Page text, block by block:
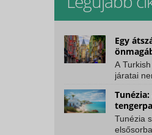
Egy
válhat –
Turkish
A
járatai
világ
kultúra
Tunézia